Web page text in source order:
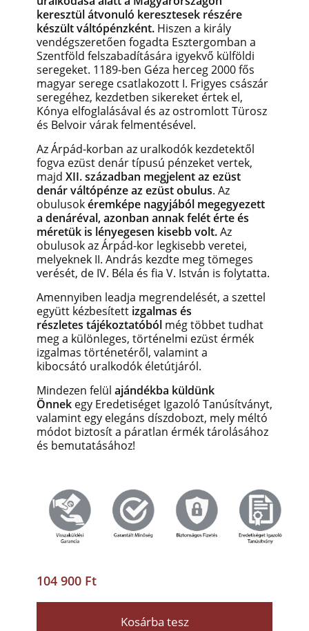
keresztül átvonuló keresztesek részére
készült váltópénzként. Hiszen a király
vendégszeretően fogadta Esztergomban a
Szentföld felszabadítására igyekvő külföldi
seregeket. 1189-ben Géza herceg 2000 fős
magyar serege csatlakozott I. Frigyes császár
seregéhez, kezdetben sikereket értek el,
Kónya elfoglalásával és az ostromlott Türosz
és Belvoir várak felmentésével.
Az Árpád-korban az uralkodók kezdetektől
fogva ezüst denár típusú pénzeket vertek,
majd XII. században megjelent az ezüst
denár váltópénze az ezüst obulus. Az
obulusokéremképe nagyjából megegyezett
a denáréval, azonban annak felét érte és
méretük is lényegesen kisebb volt.Az
obulusok az Árpád-kor legkisebb veretei,
melyeknek II. András kezdte meg tömeges
verését, de IV. Béla és fia V. István is folytatta.
Amennyiben leadja megrendelését, a szettel
együtt kézbesített izgalmas és
részletes tájékoztatóból még többet tudhat
meg a különleges, történelmi ezüst érmék
izgalmas történetéről, valamint a
kibocsátó uralkodók életútjáról.
Mindezen felül ajándékba küldünk
Önnek egy Eredetiséget Igazoló Tanúsítványt,
valamint egy elegáns díszdobozt, mely méltó
módot biztosít a páratlan érmék tárolásához
és bemutatásához!
104 900 Ft
Kosárba tesz